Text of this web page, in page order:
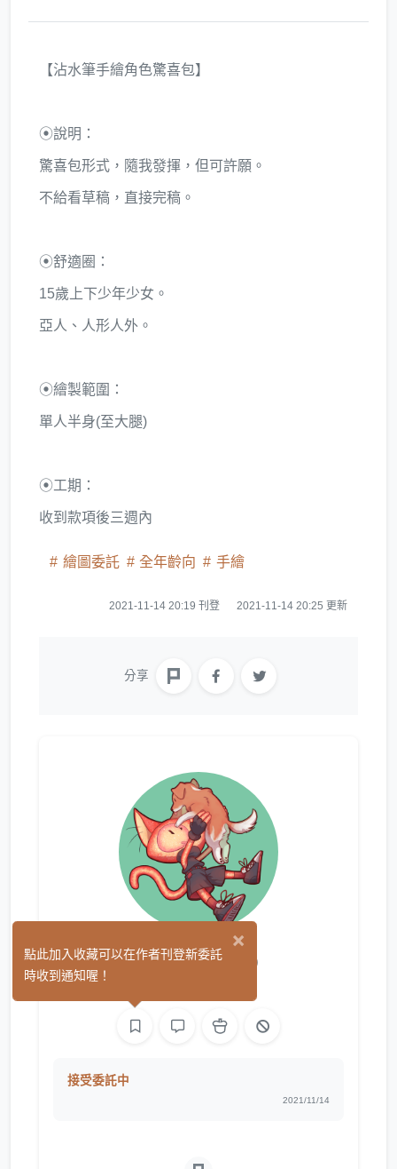
【沾水筆手繪角色驚喜包】
⦿說明：
驚喜包形式，隨我發揮，但可許願。
不給看草稿，直接完稿。
⦿舒適圈：
15歲上下少年少女。
亞人、人形人外。
⦿繪製範圍：
單人半身(至大腿)
⦿工期：
收到款項後三週內
繪圖委託 全年齡向 手繪
2021-11-14 20:19 刊登 2021-11-14 20:25 更新
分享
CatBrain (0)
接受委託中
2021/11/14
×
點此加入收藏可以在作者刊登新委託
時收到通知喔！